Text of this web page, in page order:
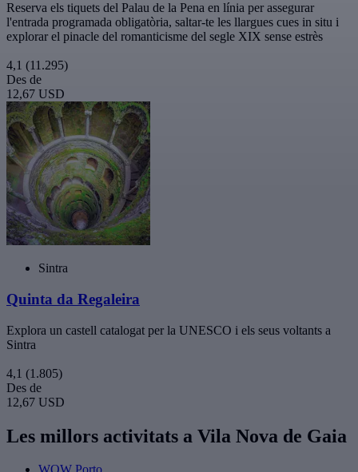
Reserva els tiquets del Palau de la Pena en línia per assegurar
l'entrada programada obligatòria, saltar-te les llargues cues in situ i
explorar el pinacle del romanticisme del segle XIX sense estrès
4,1 (11.295)
Des de
12,67 USD
Sintra
Quinta da Regaleira
Explora un castell catalogat per la UNESCO i els seus voltants a
Sintra
4,1 (1.805)
Des de
12,67 USD
Les millors activitats a Vila Nova de Gaia